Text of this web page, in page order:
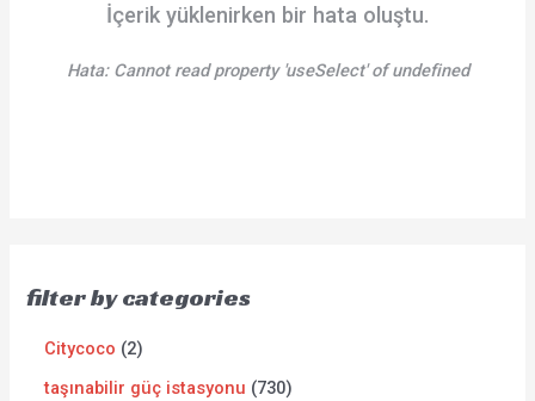
İçerik yüklenirken bir hata oluştu.
Hata: Cannot read property 'useSelect' of undefined
filter by categories
Citycoco 2
taşınabilir güç istasyonu 730